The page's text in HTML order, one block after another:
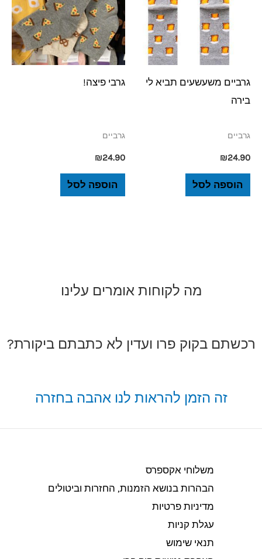
גרביים משעשעים תביא לי
בירה
גרביים
₪24.90
הוספה לסל
גרבי פיצה!
גרביים
₪24.90
הוספה לסל
מה לקוחות אומרים עלינו
רכשתם בקוק פרו ועדין לא כתבתם ביקורת?
זה הזמן להראות לנו אהבה בחזרה
משלוחי אקספרס
הבהרות בנושא הזמנות, החזרות וביטולים​
מדיניות פרטיות
עגלת קניות
תנאי שימוש